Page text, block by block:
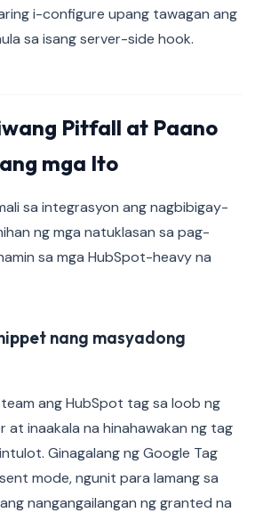
i-configure upang tawagan ang
sa isang server-side hook.
Pitfall at Paano
mga Ito
sa integrasyon ang nagbibigay-
ng mga natuklasan sa pag-
sa mga HubSpot-heavy na
nang masyadong
ang HubSpot tag sa loob ng
at inaakala na hinahawakan ng tag
Ginagalang ng Google Tag
mode, ngunit para lamang sa
nangangailangan ng granted na